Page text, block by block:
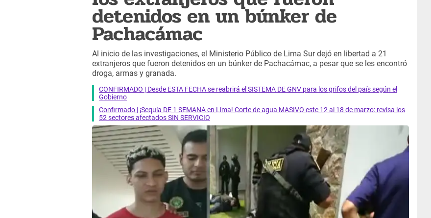
detenidos en un búnker de
Pachacámac
Al inicio de las investigaciones, el Ministerio Público de Lima Sur dejó en libertad a 21
extranjeros que fueron detenidos en un búnker de Pachacámac, a pesar que se les encontró
droga, armas y granada.
CONFIRMADO | Desde ESTA FECHA se reabrirá el SISTEMA DE GNV para los grifos del país según el
Gobierno
Confirmado | ¡Sequía DE 1 SEMANA en Lima! Corte de agua MASIVO este 12 al 18 de marzo: revisa los
52 sectores afectados SIN SERVICIO